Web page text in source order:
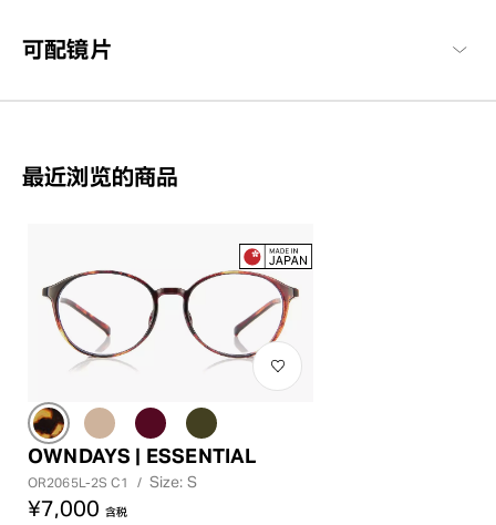
可配镜片
最近浏览的商品
OWNDAYS | ESSENTIAL
OR2065L-2S C1 / Size: S
¥7,000 含税